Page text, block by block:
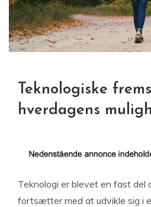
Teknologiske
hverdagens
Teknologi er blevet en fast del
fortsætter med at udvikle sig i